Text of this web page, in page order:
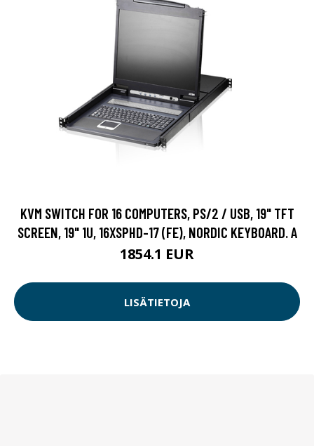
KVM SWITCH FOR 16 COMPUTERS, PS/2 / USB, 19" TFT
SCREEN, 19" 1U, 16XSPHD-17 (FE), NORDIC KEYBOARD. A
1854.1 EUR
LISÄTIETOJA